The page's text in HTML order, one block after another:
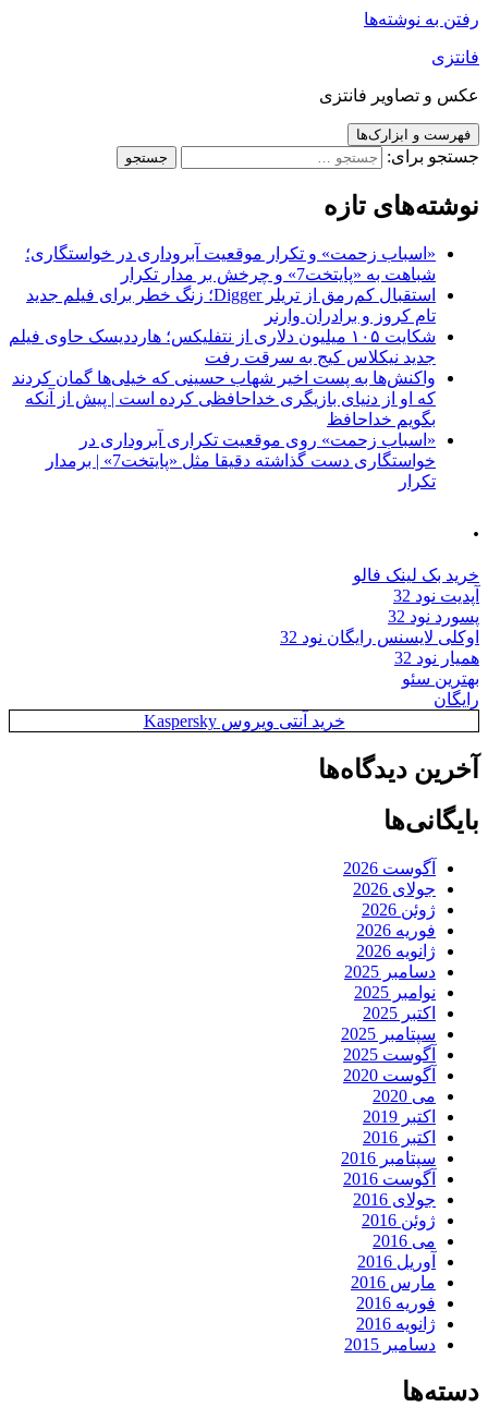
رفتن به نوشته‌ها
فانتزی
عکس و تصاویر فانتزی
فهرست و ابزارک‌ها
جستجو برای:
نوشته‌های تازه
«اسباب زحمت» و تکرار موقعیت آبروداری در خواستگاری؛
شباهت به «پایتخت7» و چرخش بر مدار تکرار
استقبال کم‌رمق از تریلر Digger؛ زنگ خطر برای فیلم جدید
تام کروز و برادران وارنر
شکایت ۱۰۵ میلیون دلاری از نتفلیکس؛ هارددیسک حاوی فیلم
جدید نیکلاس کیج به سرقت رفت
واکنش‌ها به پست اخیر شهاب حسینی که خیلی‌ها گمان کردند
که او از دنیای بازیگری خداحافظی کرده است | پیش از آنکه
بگویم خداحافظ
«اسباب زحمت» روی موقعیت تکراری آبروداری در
خواستگاری دست گذاشته دقیقا مثل «پایتخت7» | برمدار
تکرار
.
خرید بک لینک فالو
آپدیت نود 32
پسورد نود 32
اوکلی لایسنس رایگان نود 32
همیار نود 32
بهترین سئو
رایگان
خرید آنتی ویروس Kaspersky
آخرین دیدگاه‌ها
بایگانی‌ها
آگوست 2026
جولای 2026
ژوئن 2026
فوریه 2026
ژانویه 2026
دسامبر 2025
نوامبر 2025
اکتبر 2025
سپتامبر 2025
آگوست 2025
آگوست 2020
می 2020
اکتبر 2019
اکتبر 2016
سپتامبر 2016
آگوست 2016
جولای 2016
ژوئن 2016
می 2016
آوریل 2016
مارس 2016
فوریه 2016
ژانویه 2016
دسامبر 2015
دسته‌ها